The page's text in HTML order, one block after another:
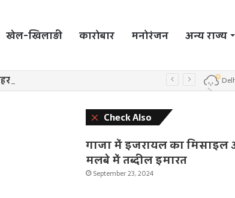
खेल-खिलाड़ी कारोबार मनोरंजन अन्य राज्य
में तैयार होंगे मास्टर ट्रेनर
Check Also
C
l
o
s
e
गाजा में इजरायल का मिसाइल
मलबे में तब्दील इमारत
September 23, 2024